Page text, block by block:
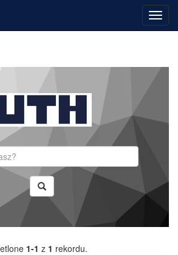
1-1 z 1 rekordu.